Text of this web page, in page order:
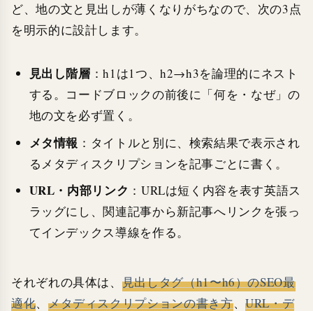
ど、地の文と見出しが薄くなりがちなので、次の3点
を明示的に設計します。
見出し階層 ：h1は1つ、h2→h3を論理的にネスト
する。コードブロックの前後に「何を・なぜ」の
地の文を必ず置く。
メタ情報 ：タイトルと別に、検索結果で表示され
るメタディスクリプションを記事ごとに書く。
URL・内部リンク ：URLは短く内容を表す英語ス
ラッグにし、関連記事から新記事へリンクを張っ
てインデックス導線を作る。
それぞれの具体は、 見出しタグ（h1〜h6）のSEO最
適化、 メタディスクリプションの書き方、URL・デ